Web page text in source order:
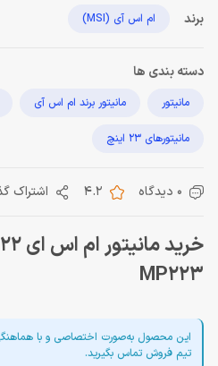
برند ام اس آی (MSI)
دسته بندی ها
مانیتور مانیتور برند ام اس آی
مانیتورهای 23 اینچ
0 دیدگاه 4.2 اشتراک
MP223
این محصول به‌صورت اختصاصی و با
تیم فروش تماس بگیرید.